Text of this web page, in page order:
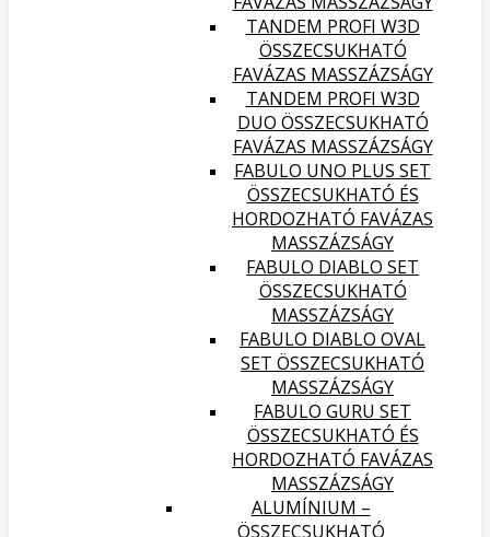
TANDEM PROFI W3D
ÖSSZECSUKHATÓ
FAVÁZAS MASSZÁZSÁGY
TANDEM PROFI W3D
DUO ÖSSZECSUKHATÓ
FAVÁZAS MASSZÁZSÁGY
FABULO UNO PLUS SET
ÖSSZECSUKHATÓ ÉS
HORDOZHATÓ FAVÁZAS
MASSZÁZSÁGY
FABULO DIABLO SET
ÖSSZECSUKHATÓ
MASSZÁZSÁGY
FABULO DIABLO OVAL
SET ÖSSZECSUKHATÓ
MASSZÁZSÁGY
FABULO GURU SET
ÖSSZECSUKHATÓ ÉS
HORDOZHATÓ FAVÁZAS
MASSZÁZSÁGY
ALUMÍNIUM –
ÖSSZECSUKHATÓ